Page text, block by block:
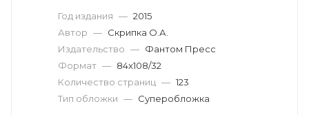
Год издания — 2015
Автор — Скрипка О.А.
Издательство — Фантом Пресс
Формат — 84x108/32
Количество страниц — 123
Тип обложки — Суперобложка